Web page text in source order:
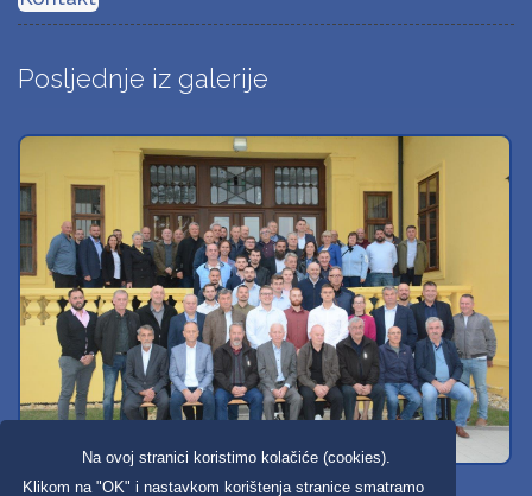
Na ovoj stranici koristimo kolačiće (cookies).
Klikom na "OK" i nastavkom korištenja stranice smatramo
Posljednje iz galerije
Svi dobravski košarkaši